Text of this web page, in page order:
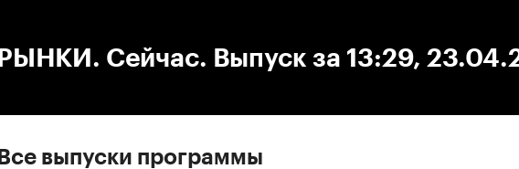
РЫНКИ. Сейчас. Выпуск за 13:29,
Все выпуски программы